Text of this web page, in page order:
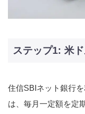
ステップ1: 米
住信SBIネット銀行
は、毎月一定額を定